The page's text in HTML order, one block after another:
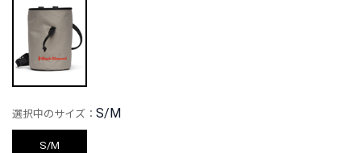
選択中のサイズ： S/M
S/M